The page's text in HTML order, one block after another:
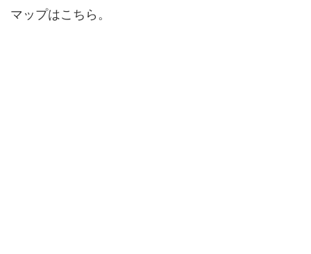
マップはこちら。